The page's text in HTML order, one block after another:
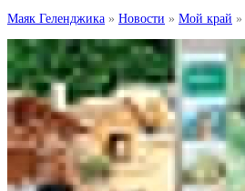
Маяк Геленджика » Новости » Мой край »